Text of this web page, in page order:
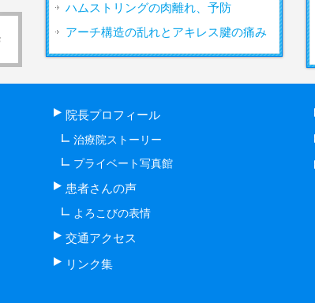
ハムストリングの肉離れ、予防
アーチ構造の乱れとアキレス腱の痛み
院長プロフィール
治療院ストーリー
プライベート写真館
患者さんの声
よろこびの表情
交通アクセス
リンク集